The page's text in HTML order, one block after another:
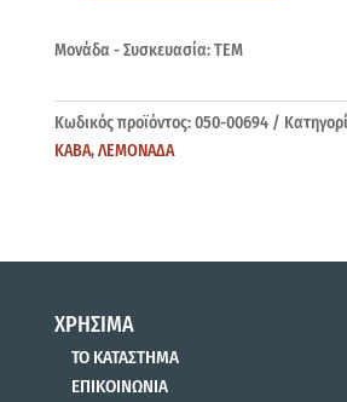
Μονάδα - Συσκευασία: ΤΕΜ
Κωδικός προϊόντος:050-00694
ΚΑΒΑ,ΛΕΜΟΝΑΔΑ
ΧΡΗΣΙΜΑ
ΤΟ ΚΑΤΑΣΤΗΜΑ
ΕΠΙΚΟΙΝΩΝΙΑ